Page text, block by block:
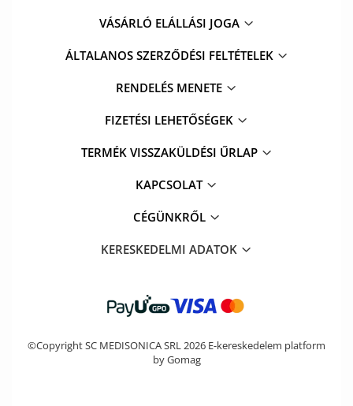
VÁSÁRLÓ ELÁLLÁSI JOGA
ÁLTALANOS SZERZŐDÉSI FELTÉTELEK
RENDELÉS MENETE
FIZETÉSI LEHETŐSÉGEK
TERMÉK VISSZAKÜLDÉSI ŰRLAP
KAPCSOLAT
CÉGÜNKRŐL
KERESKEDELMI ADATOK
©Copyright SC MEDISONICA SRL 2026 E-kereskedelem platform
by Gomag